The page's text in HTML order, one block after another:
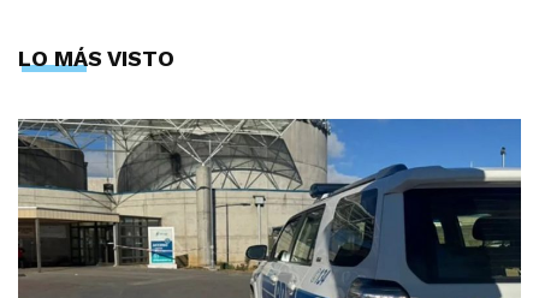
LO MÁS VISTO